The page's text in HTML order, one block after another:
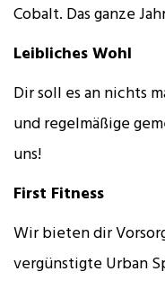
Cobalt. Das ganze
Leibliches Wohl
Dir soll es an nichts
und regelmäßige
uns!
First Fitness
Wir bieten dir
vergünstigte Urban